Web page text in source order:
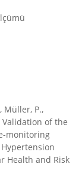
Müller, P.,
Validation of the
monitoring
Health and Risk